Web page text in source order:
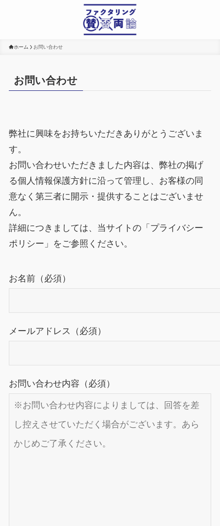
ホーム お問い合わせ
お問い合わせ
弊社に興味をお持ちいただきありがとうございま
す。
お問い合わせいただきました内容は、弊社の掲げ
る個人情報保護方針に沿って管理し、お客様の同
意なく第三者に開示・提供することはございませ
ん。
詳細につきましては、当サイトの「プライバシー
ポリシー」をご参照ください。
お名前（必須）
メールアドレス（必須）
お問い合わせ内容（必須）